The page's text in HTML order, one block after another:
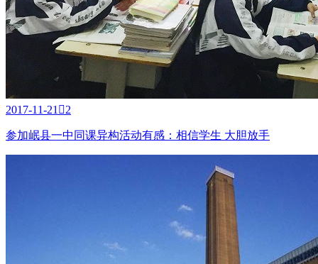
2017-11-21 2
参加岷县一中同课异构活动有感：相信学生 大胆放手